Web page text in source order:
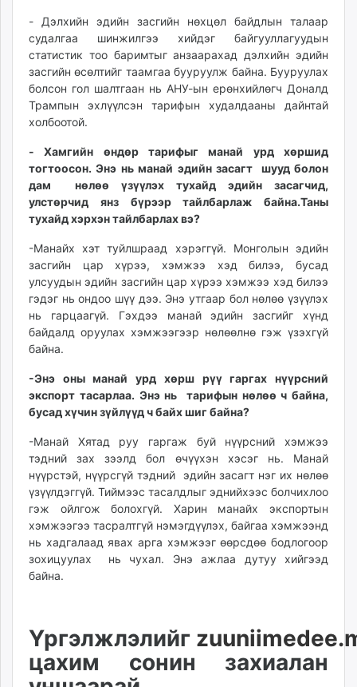
mglradio.com
fact.mn
itoim.mn
tumen.mn
shuum.mn
times.mn
tvmongolia.mn
mass.mn
unegui.mn
assa.mn
toim.mn
tac.mn
paparazzi.mn
unread.today
- Дэлхийн эдийн засгийн нөхцөл байдлын талаар
судалгаа шинжилгээ хийдэг байгууллагуудын
статистик тоо баримтыг анзаарахад дэлхийн эдийн
засгийн өсөлтийг таамгаа бууруулж байна. Бууруулах
болсон гол шалтгаан нь АНУ-ын ерөнхийлөгч Доналд
Трампын эхлүүлсэн тарифын худалдааны дайнтай
холбоотой.
- Хамгийн өндөр тарифыг манай урд хөршид
тогтоосон. Энэ нь манай эдийн засагт шууд болон
дам нөлөө үзүүлэх тухайд эдийн засагчид,
улстөрчид янз бүрээр тайлбарлаж байна.Таны
тухайд хэрхэн тайлбарлах вэ?
-Манайх хэт туйлшраад хэрэггүй. Монголын эдийн
засгийн цар хүрээ, хэмжээ хэд билээ, бусад
улсуудын эдийн засгийн цар хүрээ хэмжээ хэд билээ
гэдэг нь ондоо шүү дээ. Энэ утгаар бол нөлөө үзүүлэх
нь гарцаагүй. Гэхдээ манай эдийн засгийг хүнд
байдалд оруулах хэмжээгээр нөлөөлнө гэж үзэхгүй
байна.
-Энэ оны манай урд хөрш рүү гаргах нүүрсний
экспорт тасарлаа. Энэ нь тарифын нөлөө ч байна,
бусад хүчин зүйлүүд ч байх шиг байна?
-Манай Хятад руу гаргаж буй нүүрсний хэмжээ
тэдний зах зээлд бол өчүүхэн хэсэг нь. Манай
нүүрстэй, нүүрсгүй тэдний эдийн засагт нэг их нөлөө
үзүүлдэггүй. Тиймээс тасалдлыг эднийхээс болчихлоо
гэж ойлгож болохгүй. Харин манайх экспортын
хэмжээгээ тасралтгүй нэмэгдүүлэх, байгаа хэмжээнд
нь хадгалаад явах арга хэмжээг өөрсдөө бодлогоор
зохицуулах нь чухал. Энэ ажлаа дутуу хийгээд
байна.
Үргэлжлэлийг
цахим сонин захиалан